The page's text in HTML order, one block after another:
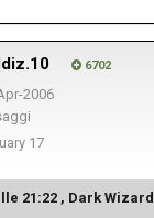
6702
2006
17
21:22 , Dark Wizard